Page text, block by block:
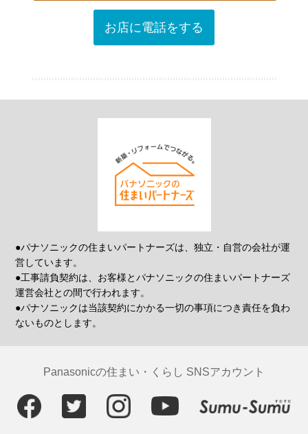
お店に電話をする
●パナソニックの住まいパートナーズは、独立・自営の会社が運
営しています。
●工事請負契約は、お客様とパナソニックの住まいパートナーズ
運営会社との間で行われます。
●パナソニックは当該契約にかかる一切の事項につき責任を負わ
ないものとします。
Panasonicの住まい・くらし SNSアカウント